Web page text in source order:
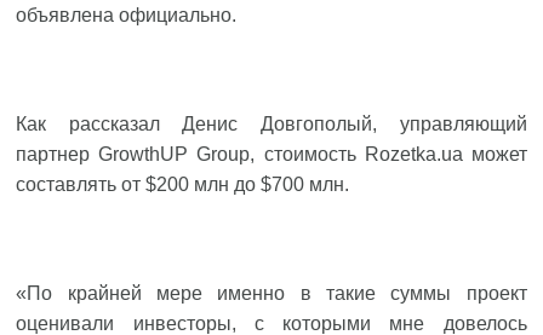
объявлена официально.
Как рассказал Денис Довгополый, управляющий
партнер GrowthUP Group, стоимость Rozetka.ua может
составлять от $200 млн до $700 млн.
«По крайней мере именно в такие суммы проект
оценивали инвесторы, с которыми мне довелось